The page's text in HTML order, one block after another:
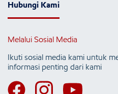
Hubungi Kami
Melalui Sosial Media
Ikuti sosial media kami untuk
informasi penting dari kami